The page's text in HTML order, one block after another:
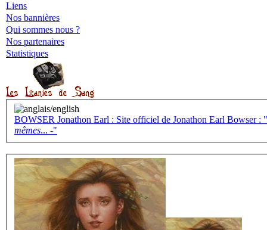
Liens
Nos bannières
Qui sommes nous ?
Nos partenaires
Statistiques
BOWSER Jonathon Earl : Site officiel de Jonathon Earl Bowser :
mêmes... -"